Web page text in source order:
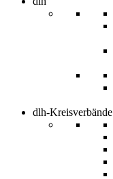
dlh-Kreisverbände